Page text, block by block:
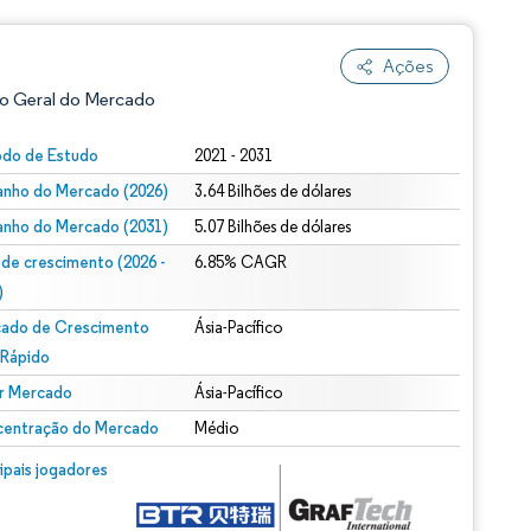
Ações
Geral do Mercado
de Estudo 2021 - 2031
do Mercado (2026) 3.64 Bilhões de dólares
do Mercado (2031) 5.07 Bilhões de dólares
de crescimento (2026 -
6.85% CAGR
de Crescimento
Ásia-Pacífico
Mercado Ásia-Pacífico
do Mercado Médio
jogadores
© Mordor Intelligence. O reuso requer atribuição conforme CC BY 4.0.
conforme CC BY 4.0.